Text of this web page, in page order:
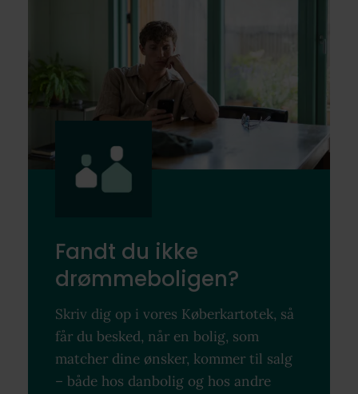
Fandt du ikke
drømmeboligen?
Skriv dig op i vores Køberkartotek, så
får du besked, når en bolig, som
matcher dine ønsker, kommer til salg
– både hos danbolig og hos andre